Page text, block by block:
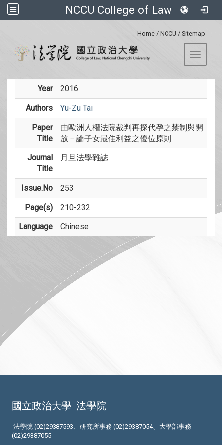
NCCU College of Law
Home / NCCU / Sitemap
Toggle
Year 2016
Authors Yu-Zu Tai
Paper
Title
由歐洲人權法院裁判再探代孕之禁制與開
放－論子女最佳利益之優位原則
Journal
Title
月旦法學雜誌
Issue.No 253
Page(s) 210-232
Language Chinese
國立政治大學 法學院
法學院 (02)29387593、研究所事務 (02)29387054、大學部事務
(02)29387055